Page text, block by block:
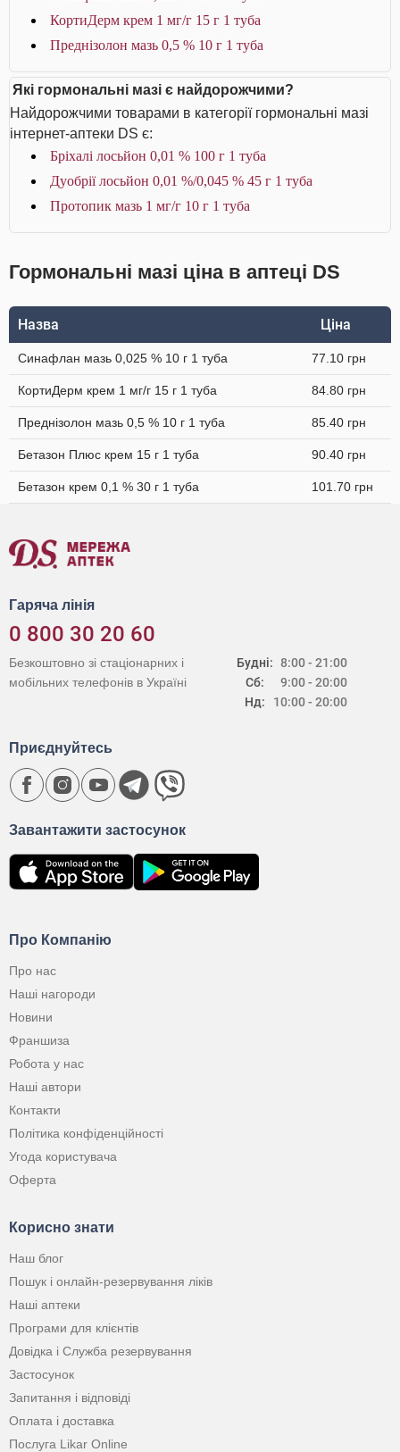
КортиДерм крем 1 мг/г 15 г 1 туба
Преднізолон мазь 0,5 % 10 г 1 туба
Які гормональні мазі є найдорожчими?
Найдорожчими товарами в категорії гормональні мазі
інтернет-аптеки DS є:
Бріхалі лосьйон 0,01 % 100 г 1 туба
Дуобрії лосьйон 0,01 %/0,045 % 45 г 1 туба
Протопик мазь 1 мг/г 10 г 1 туба
Гормональні мазі ціна в аптеці DS
Назва Ціна
Синафлан мазь 0,025 % 10 г 1 туба 77.10 грн
КортиДерм крем 1 мг/г 15 г 1 туба 84.80 грн
Преднізолон мазь 0,5 % 10 г 1 туба 85.40 грн
Бетазон Плюс крем 15 г 1 туба 90.40 грн
Бетазон крем 0,1 % 30 г 1 туба 101.70 грн
Гаряча лінія
0 800 30 20 60
Будні:
Сб:
Нд:
8:00 - 21:00
9:00 - 20:00
10:00 - 20:00
Безкоштовно зі стаціонарних і
мобільних телефонів в Україні
Про Компанію
Про нас
Наші нагороди
Новини
Франшиза
Робота у нас
Наші автори
Контакти
Політика конфіденційності
Угода користувача
Оферта
Корисно знати
Наш блог
Пошук і онлайн-резервування ліків
Наші аптеки
Програми для клієнтів
Довідка і Служба резервування
Застосунок
Запитання і відповіді
Оплата і доставка
Послуга Likar Online
Завантажити застосунок
Приєднуйтесь